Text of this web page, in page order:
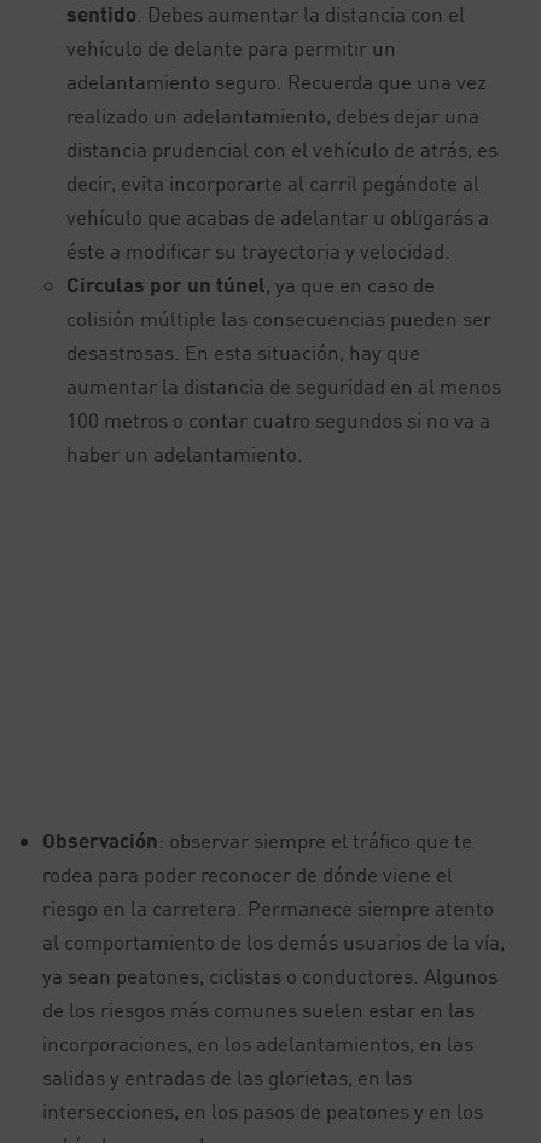
sentido . Debes aumentar la distancia con el
vehículo de delante para permitir un
adelantamiento seguro. Recuerda que una vez
realizado un adelantamiento, debes dejar una
distancia prudencial con el vehículo de atrás, es
decir, evita incorporarte al carril pegándote al
vehículo que acabas de adelantar u obligarás a
éste a modificar su trayectoria y velocidad.
Circulas por un túnel, ya que en caso de
colisión múltiple las consecuencias pueden ser
desastrosas. En esta situación, hay que
aumentar la distancia de seguridad en al menos
100 metros o contar cuatro segundos si no va a
haber un adelantamiento.
Observación: observar siempre el tráfico que te
rodea para poder reconocer de dónde viene el
riesgo en la carretera. Permanece siempre atento
al comportamiento de los demás usuarios de la vía,
ya sean peatones, ciclistas o conductores. Algunos
de los riesgos más comunes suelen estar en las
incorporaciones, en los adelantamientos, en las
salidas y entradas de las glorietas, en las
intersecciones, en los pasos de peatones y en los